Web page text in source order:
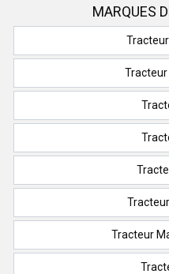
MARQUES
Tracteur
Tracteur